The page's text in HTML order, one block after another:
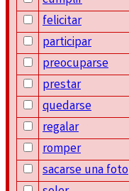
felicitar
participar
preocuparse
prestar
quedarse
regalar
romper
sacarse una foto